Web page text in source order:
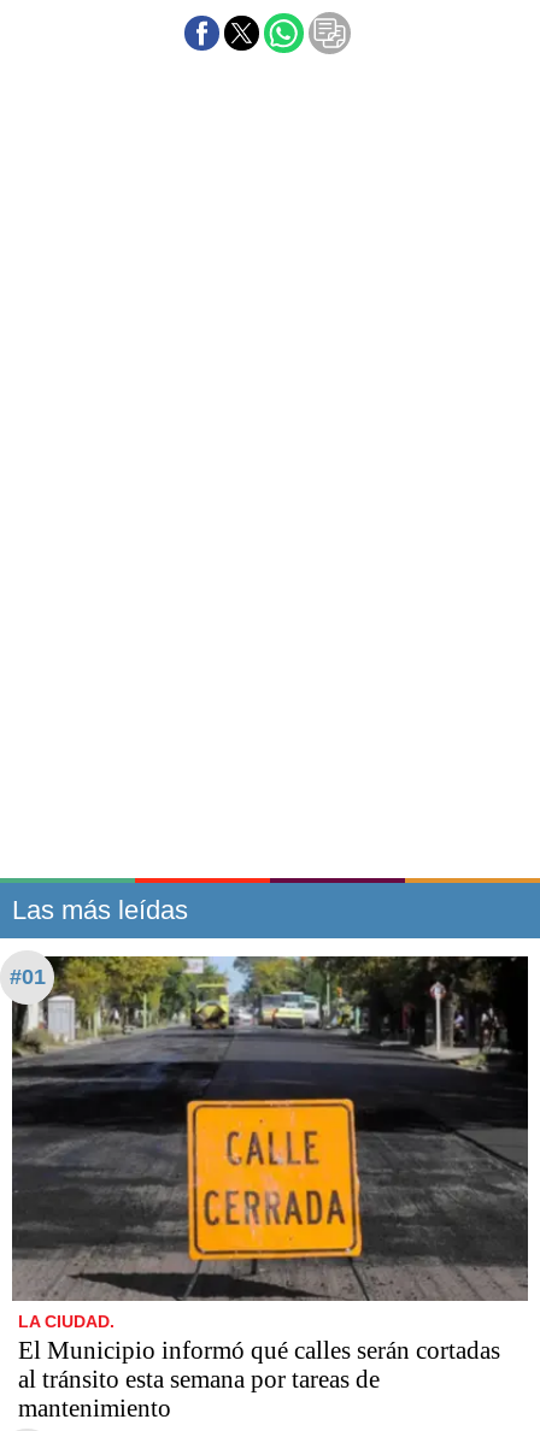
Las más leídas
#01
LA CIUDAD.
El Municipio informó qué calles serán cortadas
al tránsito esta semana por tareas de
mantenimiento